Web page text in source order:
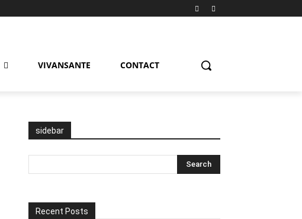
VIVANSANTE CONTACT
sidebar
Recent Posts